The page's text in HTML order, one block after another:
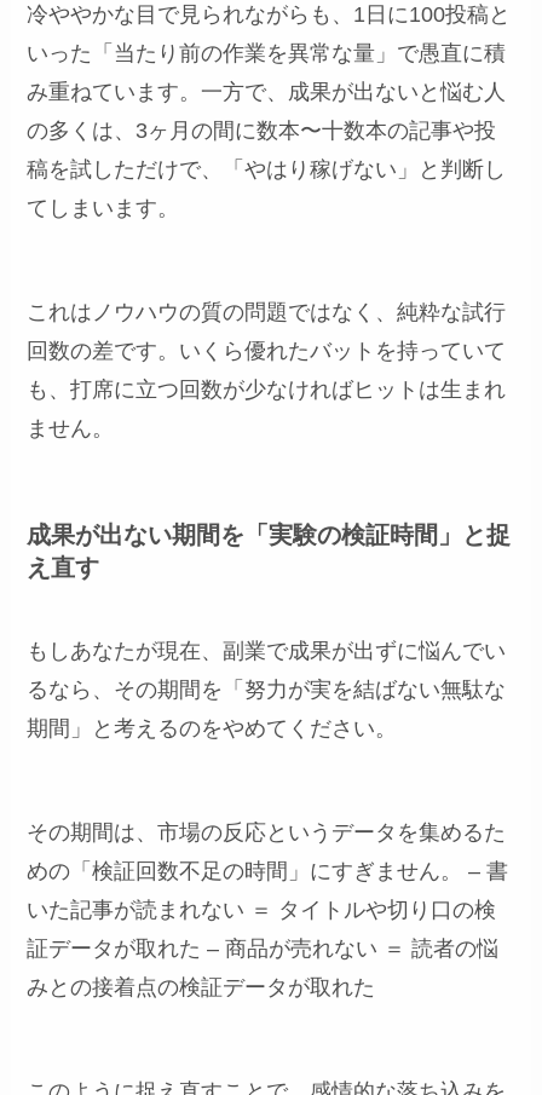
冷ややかな目で見られながらも、1日に100投稿と
いった「当たり前の作業を異常な量」で愚直に積
み重ねています。一方で、成果が出ないと悩む人
の多くは、3ヶ月の間に数本〜十数本の記事や投
稿を試しただけで、「やはり稼げない」と判断し
てしまいます。
これはノウハウの質の問題ではなく、純粋な試行
回数の差です。いくら優れたバットを持っていて
も、打席に立つ回数が少なければヒットは生まれ
ません。
成果が出ない期間を「実験の検証時間」と捉
え直す
もしあなたが現在、副業で成果が出ずに悩んでい
るなら、その期間を「努力が実を結ばない無駄な
期間」と考えるのをやめてください。
その期間は、市場の反応というデータを集めるた
めの「検証回数不足の時間」にすぎません。 – 書
いた記事が読まれない ＝ タイトルや切り口の検
証データが取れた – 商品が売れない ＝ 読者の悩
みとの接着点の検証データが取れた